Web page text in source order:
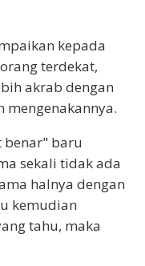
kepada
terdekat,
akrab dengan
baru
sekali tidak ada
halnya dengan
kemudian
tahu, maka